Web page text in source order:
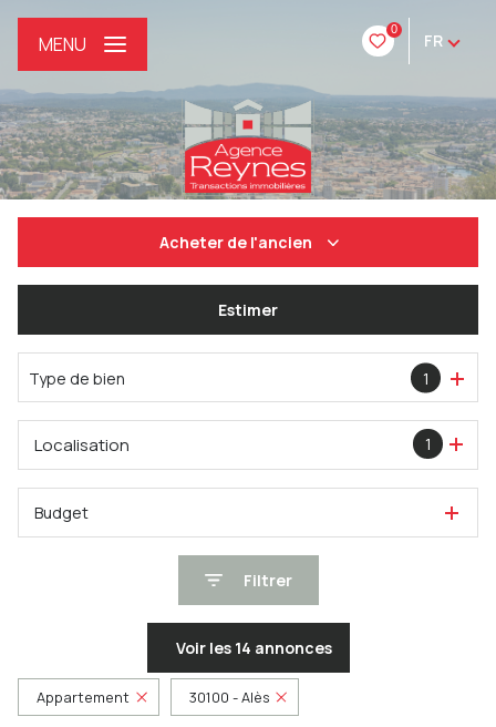
0
FR
MENU
Acheter de l'ancien
De l'immo pro
Estimer
Type de bien 1
1
Localisation
Budget
Filtrer
Voir les 14 annonces
Appartement 30100 - Alès